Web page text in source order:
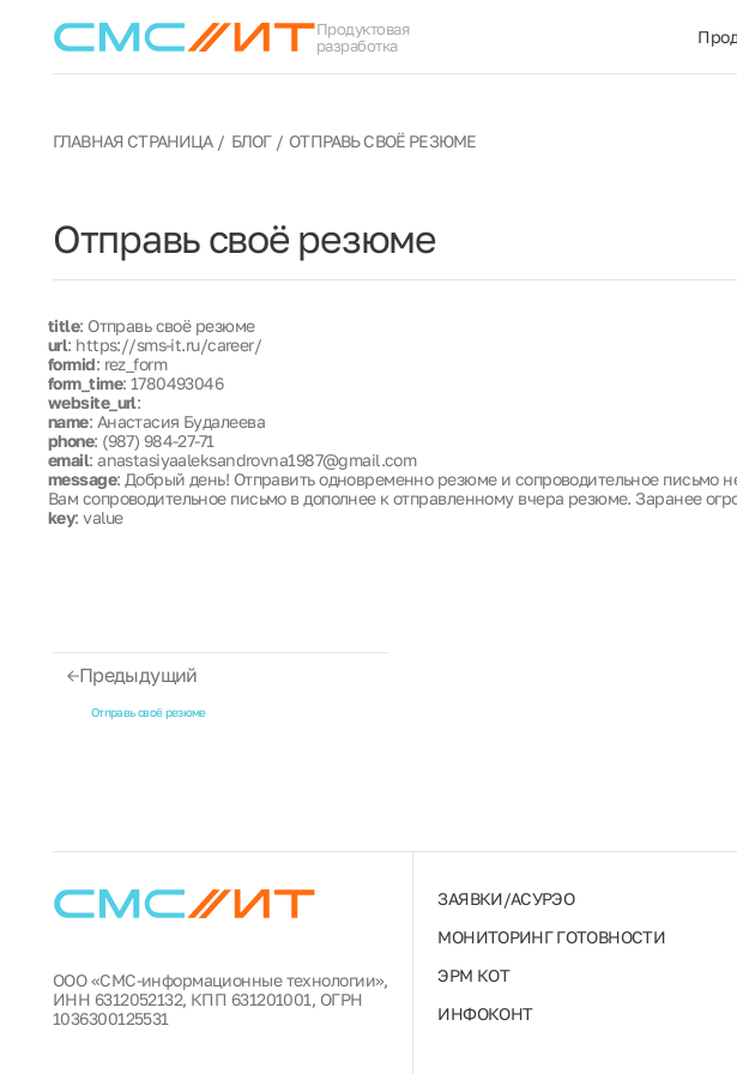
Продуктовая
разработка
ГЛАВНАЯ СТРАНИЦА БЛОГ ОТПРАВЬ СВОЁ РЕЗЮМЕ
Отправь своё резюме
title: Отправь своё резюме
url: https://sms-it.ru/career/
formid: rez_form
form_time: 1780493046
website_url:
name: Анастасия Будалеева
phone: (987) 984-27-71
email: anastasiyaaleksandrovna1987@gmail.com
message: Добрый день! Отправить одновременно резюме и сопроводительное письмо
Вам сопроводительное письмо в дополнее к отправленному вчера резюме. Заранее
key: value
Предыдущий
Отправь своё резюме
ООО «СМС-информационные технологии»,
ИНН 6312052132, КПП 631201001, ОГРН
1036300125531
ЗАЯВКИ/АСУРЭО
МОНИТОРИНГ ГОТОВНОСТИ
ЭРМ КОТ
ИНФОКОНТ